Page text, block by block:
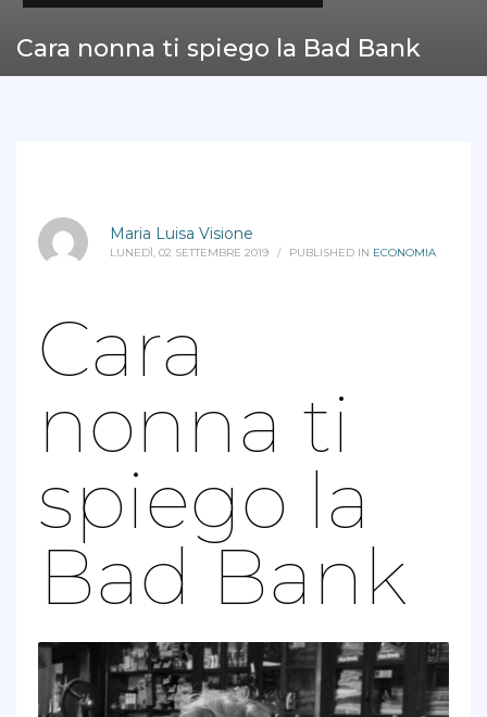
Cara nonna ti spiego la Bad Bank
Maria Luisa Visione
LUNEDÌ, 02 SETTEMBRE 2019 / PUBLISHED IN ECONOMIA
Cara
nonna ti
spiego la
Bad Bank